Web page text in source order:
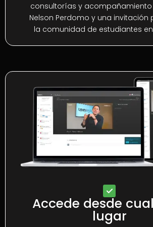
consultorías y acompañamiento
Nelson Perdomo y una invitación
la comunidad de estudiantes
Accede desde
lugar